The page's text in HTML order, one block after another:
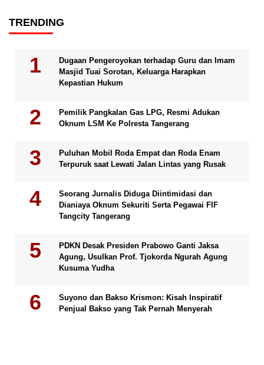
TRENDING
Dugaan Pengeroyokan terhadap Guru dan Imam
Masjid Tuai Sorotan, Keluarga Harapkan
Kepastian Hukum
Pemilik Pangkalan Gas LPG, Resmi Adukan
Oknum LSM Ke Polresta Tangerang
Puluhan Mobil Roda Empat dan Roda Enam
Terpuruk saat Lewati Jalan Lintas yang Rusak
Seorang Jurnalis Diduga Diintimidasi dan
Dianiaya Oknum Sekuriti Serta Pegawai FIF
Tangcity Tangerang
PDKN Desak Presiden Prabowo Ganti Jaksa
Agung, Usulkan Prof. Tjokorda Ngurah Agung
Kusuma Yudha
Suyono dan Bakso Krismon: Kisah Inspiratif
Penjual Bakso yang Tak Pernah Menyerah